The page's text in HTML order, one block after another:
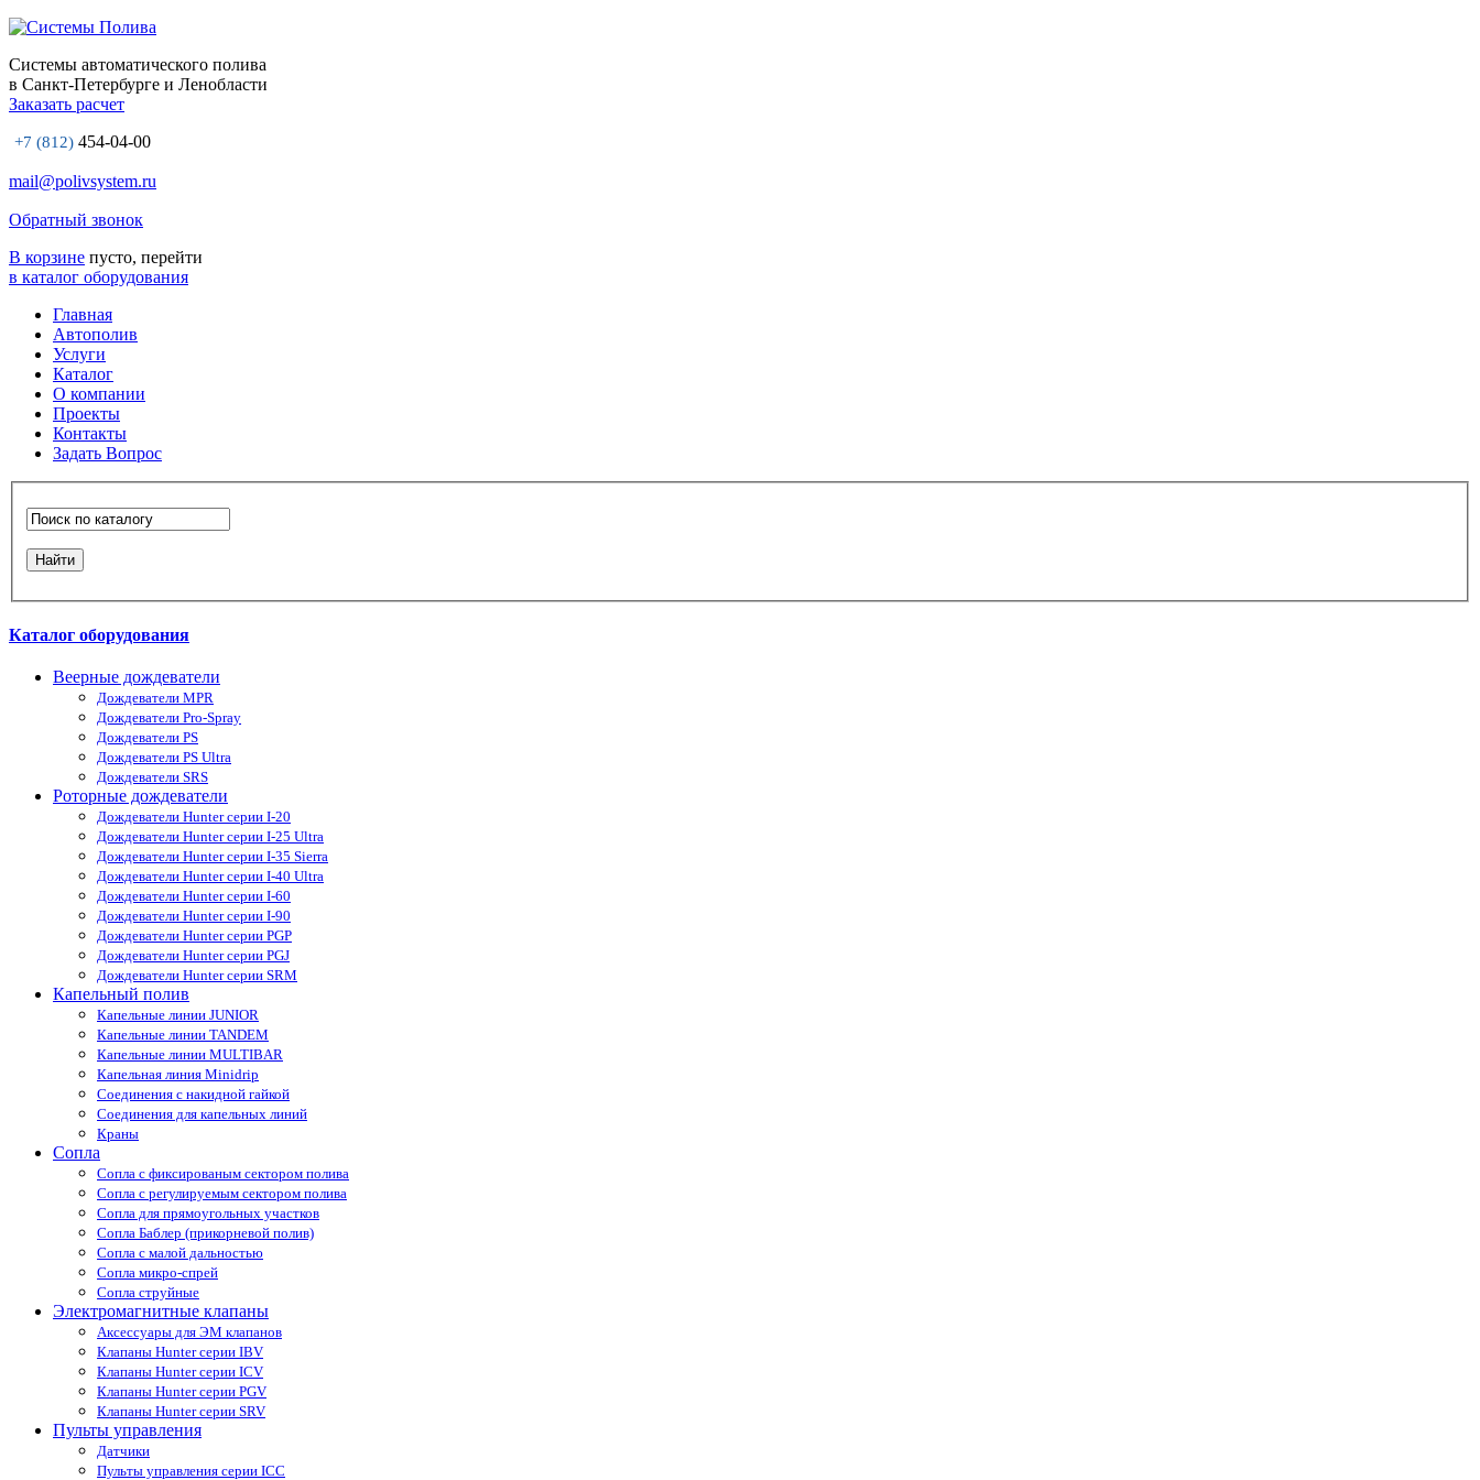
Системы автоматического полива
в Санкт-Петербурге и Ленобласти
Заказать расчет
+7 (812) 454-04-00
mail@polivsystem.ru
Обратный звонок
В корзине пусто, перейти
в каталог оборудования
Главная
Автополив
Услуги
Каталог
О компании
Проекты
Контакты
Задать Вопрос
Каталог оборудования
Веерные дождеватели
Дождеватели MPR
Дождеватели Pro-Spray
Дождеватели PS
Дождеватели PS Ultra
Дождеватели SRS
Роторные дождеватели
Дождеватели Hunter серии I-20
Дождеватели Hunter серии I-25 Ultra
Дождеватели Hunter серии I-35 Sierra
Дождеватели Hunter серии I-40 Ultra
Дождеватели Hunter серии I-60
Дождеватели Hunter серии I-90
Дождеватели Hunter серии PGP
Дождеватели Hunter серии PGJ
Дождеватели Hunter серии SRM
Капельный полив
Капельные линии JUNIOR
Капельные линии TANDEM
Капельные линии MULTIBAR
Капельная линия Minidrip
Соединения с накидной гайкой
Соединения для капельных линий
Краны
Сопла
Cопла с фиксированым сектором полива
Сопла с регулируемым сектором полива
Сопла для прямоугольных участков
Сопла Баблер (прикорневой полив)
Сопла с малой дальностью
Сопла микро-спрей
Сопла струйные
Электромагнитные клапаны
Аксессуары для ЭМ клапанов
Клапаны Hunter серии IBV
Клапаны Hunter серии ICV
Клапаны Hunter серии PGV
Клапаны Hunter серии SRV
Пульты управления
Датчики
Пульты управления серии ICС